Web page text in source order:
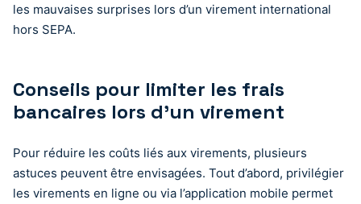
les mauvaises surprises lors d’un virement international
hors SEPA.
Conseils pour limiter les frais
bancaires lors d’un virement
Pour réduire les coûts liés aux virements, plusieurs
astuces peuvent être envisagées. Tout d’abord, privilégier
les virements en ligne ou via l’application mobile permet